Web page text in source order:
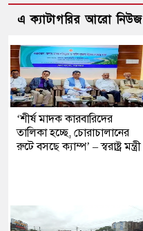
এ ক্যাটাগরির আরো নিউজ
‘শীর্ষ মাদক কারবারিদের
তালিকা হচ্ছে, চোরাচালানের
রুটে বসছে ক্যাম্প’ – স্বরাষ্ট্র মন্ত্রী